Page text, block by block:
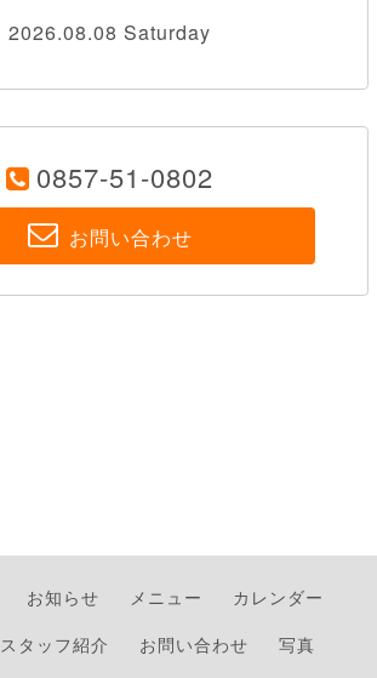
2026.08.08 Saturday
0857-51-0802
お問い合わせ
お知らせ メニュー
カレンダー
スタッフ紹介 お問い合わせ
写真